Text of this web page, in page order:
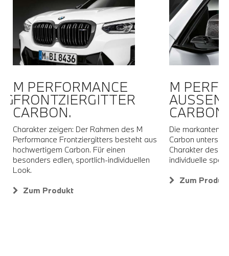
M PERFORMANCE
FRONTZIERGITTER
CARBON.
Charakter zeigen: Der Rahmen des M
Performance Frontziergitters besteht aus
hochwertigem Carbon. Für einen
besonders edlen, sportlich-individuellen
Look.
Zum Produkt
M
CARBON.
Die markanten
Carbon
Charakter des
individuelle
Zum